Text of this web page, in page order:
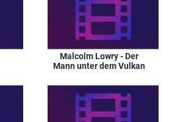
Malcolm Lowry - Der
Mann unter dem Vulkan